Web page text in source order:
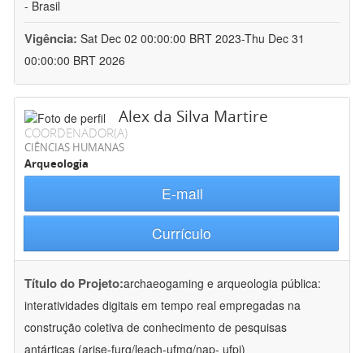
- Brasil
Vigência: Sat Dec 02 00:00:00 BRT 2023-Thu Dec 31
00:00:00 BRT 2026
Alex da Silva Martire
COORDENADOR(A)
CIÊNCIAS HUMANAS
Arqueologia
E-mail
Currículo
Título do Projeto:archaeogaming e arqueologia pública:
interatividades digitais em tempo real empregadas na
construção coletiva de conhecimento de pesquisas
antárticas (arise-furg/leach-ufmg/nap- ufpi)